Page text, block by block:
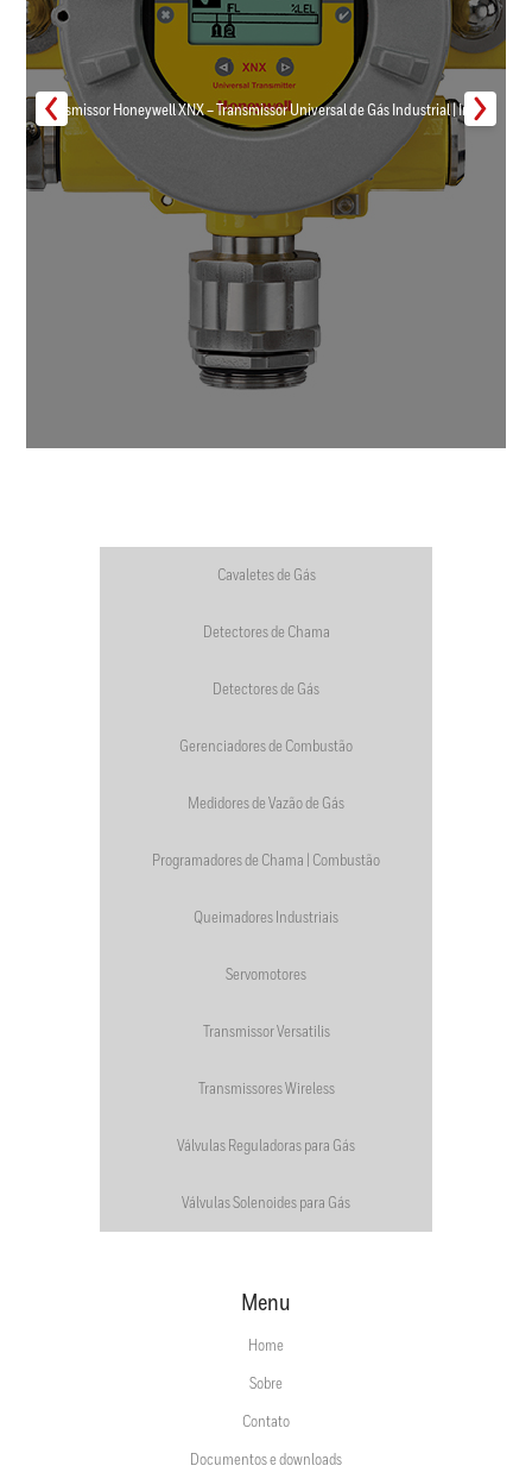
Transmissor Honeywell XNX – Transmissor Universal de Gás Industrial | Inmar
Cavaletes de Gás
Detectores de Chama
Detectores de Gás
Gerenciadores de Combustão
Medidores de Vazão de Gás
Programadores de Chama | Combustão
Queimadores Industriais
Servomotores
Transmissor Versatilis
Transmissores Wireless
Válvulas Reguladoras para Gás
Válvulas Solenoides para Gás
Menu
Home
Sobre
Contato
Documentos e downloads